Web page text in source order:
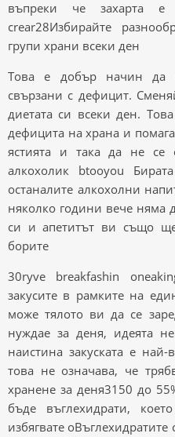
въпреки че захарта
crear28Избирайте
групи храни всеки ден
Това е добър начин да
свързани с дефицит.
диетата си всеки ден.
дефицита на храна и
ястията и така да не се
алкохолик btooyou
останалите алкохолни
няколко години вече няма
си и апетитът ви също
борите
30ryve breakfashin
закусите в рамките на
може тялото ви да се
нуждае за деня, идеята
наистина закуската е
това не означава, че
хранене за деня3150 до
бъде въглехидрати,
избягвате